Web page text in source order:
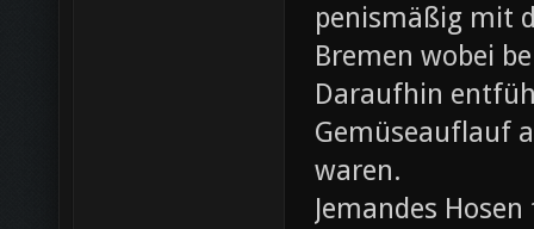
penismäßig mit
Bremen wobei
Daraufhin
Gemüseauflauf
waren.
Jemandes